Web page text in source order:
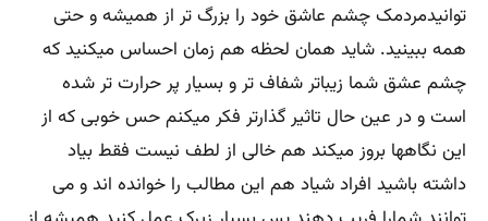
توانیدمردمک چشم عاشق خود را بزرگ تر از همیشه و حتی
همه ببینید. شاید همان لحظه هم زمان احساس میکنید که
چشم عشق شما زیباتر شفاف تر و بسیار پر حرارت تر شده
است و در عین حال تاثیر گذارتر فکر میکنم حس خوبی که از
این نگاهها بروز میکند هم خالی از لطف نیست فقط بیاد
داشته باشید افراد شیاد هم این مطالب را خوانده اند و می